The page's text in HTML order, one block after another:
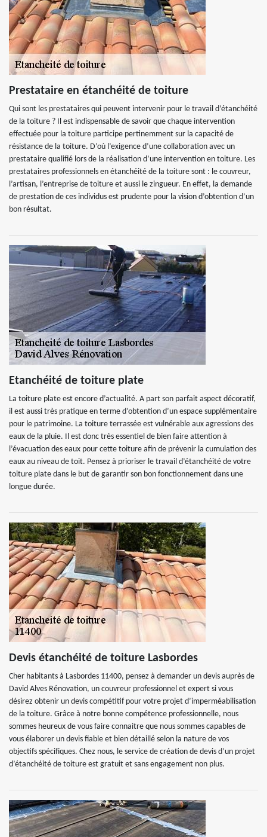
Prestataire en étanchéité de toiture
Qui sont les prestataires qui peuvent intervenir pour le travail d’étanchéité
de la toiture ? Il est indispensable de savoir que chaque intervention
effectuée pour la toiture participe pertinemment sur la capacité de
résistance de la toiture. D’où l’exigence d’une collaboration avec un
prestataire qualifié lors de la réalisation d’une intervention en toiture. Les
prestataires professionnels en étanchéité de la toiture sont : le couvreur,
l’artisan, l’entreprise de toiture et aussi le zingueur. En effet, la demande
de prestation de ces individus est prudente pour la vision d’obtention d’un
bon résultat.
Etanchéité de toiture plate
La toiture plate est encore d’actualité. A part son parfait aspect décoratif,
il est aussi très pratique en terme d’obtention d’un espace supplémentaire
pour le patrimoine. La toiture terrassée est vulnérable aux agressions des
eaux de la pluie. Il est donc très essentiel de bien faire attention à
l’évacuation des eaux pour cette toiture afin de prévenir la cumulation des
eaux au niveau de toit. Pensez à prioriser le travail d’étanchéité de votre
toiture plate dans le but de garantir son bon fonctionnement dans une
longue durée.
Devis étanchéité de toiture Lasbordes
Cher habitants à Lasbordes 11400, pensez à demander un devis auprès de
David Alves Rénovation, un couvreur professionnel et expert si vous
désirez obtenir un devis compétitif pour votre projet d’imperméabilisation
de la toiture. Grâce à notre bonne compétence professionnelle, nous
sommes heureux de vous faire connaitre que nous sommes capables de
vous élaborer un devis fiable et bien détaillé selon la nature de vos
objectifs spécifiques. Chez nous, le service de création de devis d’un projet
d’étanchéité de toiture est gratuit et sans engagement non plus.